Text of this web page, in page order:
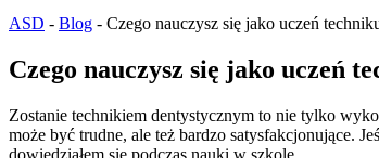
ASD - Blog - Czego nauczysz się jako uczeń
Czego nauczysz się jako uczeń
Zostanie technikiem dentystycznym to nie tylko
może być trudne, ale też bardzo satysfakcjonujące.
dowiedziałem się podczas nauki w szkole.